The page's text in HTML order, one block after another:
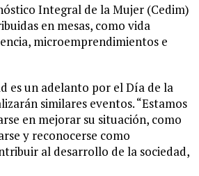
Integral de la Mujer (Cedim)
en mesas, como vida
microemprendimientos e
es un adelanto por el Día de la
similares eventos. “Estamos
en mejorar su situación, como
y reconocerse como
al desarrollo de la sociedad,